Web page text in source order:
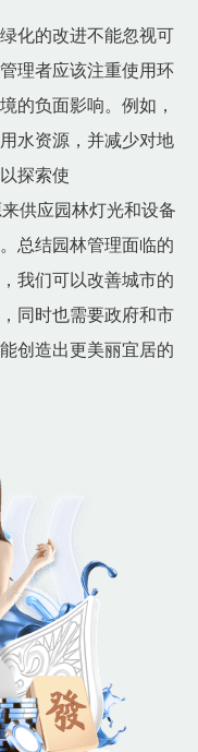
化的改进不能忽视可
理者应该注重使用环
的负面影响。例如，
水资源，并减少对地
探索使
供应园林灯光和设备
总结园林管理面临的
我们可以改善城市的
同时也需要政府和市
创造出更美丽宜居的